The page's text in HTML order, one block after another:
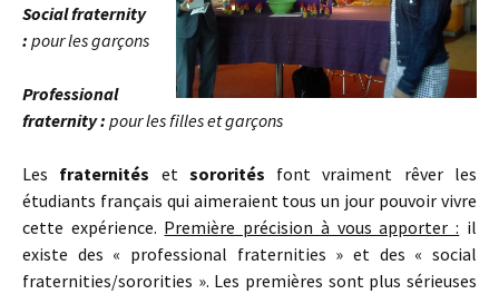
Social fraternity
: pour les garçons
Professional
fraternity : pour les filles et garçons
Les fraternités et sororités font vraiment rêver les
étudiants français qui aimeraient tous un jour pouvoir vivre
cette expérience. Première précision à vous apporter : il
existe des « professional fraternities » et des « social
fraternities/sororities ». Les premières sont plus sérieuses